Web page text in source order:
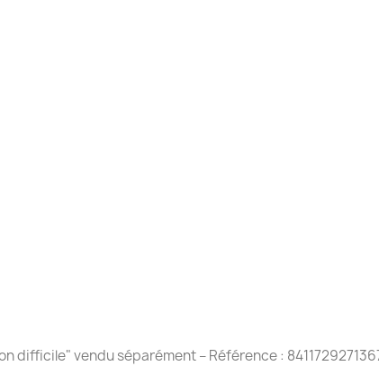
difficile" vendu séparément – Référence :